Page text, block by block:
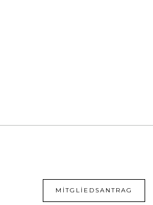
MITGLIEDSANTRAG